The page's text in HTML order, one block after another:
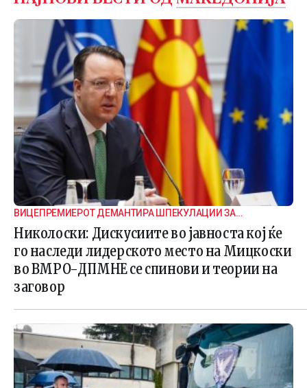
ВИЦЕПРЕМИЕРОТ ДЕМАНТИРА ШПЕКУЛАЦИИ ЗА
ВНАТРЕПАРТИСКИ ПОДЕЛБИ
Николоски: Дискусиите во јавноста кој ќе
го наследи лидерското место на Мицкоски
во ВМРО-ДПМНЕ се спинови и теории на
заговор